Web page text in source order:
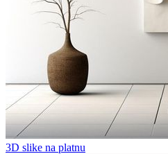
3D slike na platnu